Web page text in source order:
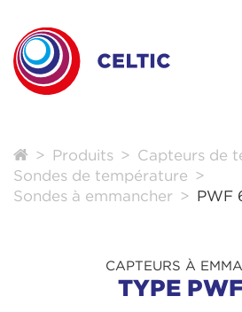
Produits
Capteurs de
Sondes de température
Sondes à emmancher
PWF
CAPTEURS À
TYPE